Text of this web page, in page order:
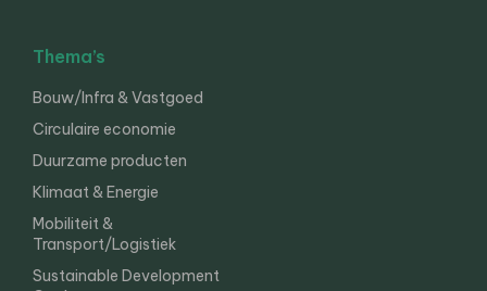
Thema’s
Bouw/Infra & Vastgoed
Circulaire economie
Duurzame producten
Klimaat & Energie
Mobiliteit &
Transport/Logistiek
Sustainable Development